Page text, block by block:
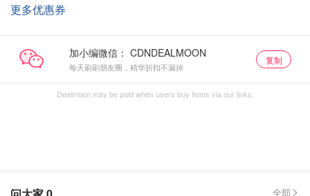
更多优惠券
加小编微信：
每天刷刷朋友圈，精华折扣不漏掉
复制
Dealmoon may be paid when users buy items via our links.
全部